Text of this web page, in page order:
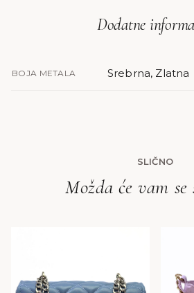
Dodatne
BOJA METALA Srebrna, Zlatna
SLIČNO
Možda će vam